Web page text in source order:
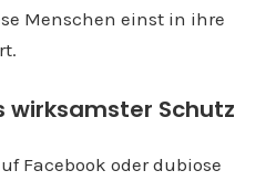
Menschen einst in ihre
wirksamster Schutz
Facebook oder dubiose